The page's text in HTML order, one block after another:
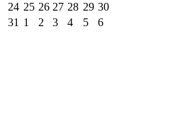
24 25 26 27 28 29 30
31 1 2 3 4 5 6